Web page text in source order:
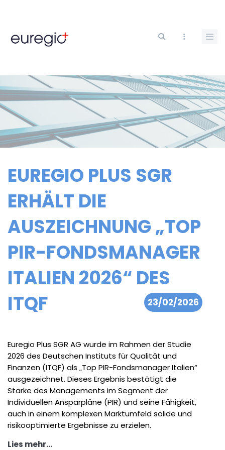
zum
EUREGIO PLUS SGR
ERHÄLT DIE
AUSZEICHNUNG „TOP
PIR-FONDSMANAGER
ITALIEN 2026“ DES
ITQF
23/02/2026
Euregio Plus SGR AG wurde im Rahmen der Studie
2026 des Deutschen Instituts für Qualität und
Finanzen (ITQF) als „Top PIR-Fondsmanager Italien“
ausgezeichnet. Dieses Ergebnis bestätigt die
Stärke des Managements im Segment der
Individuellen Ansparpläne (PIR) und seine Fähigkeit,
auch in einem komplexen Marktumfeld solide und
risikooptimierte Ergebnisse zu erzielen.
Lies mehr...